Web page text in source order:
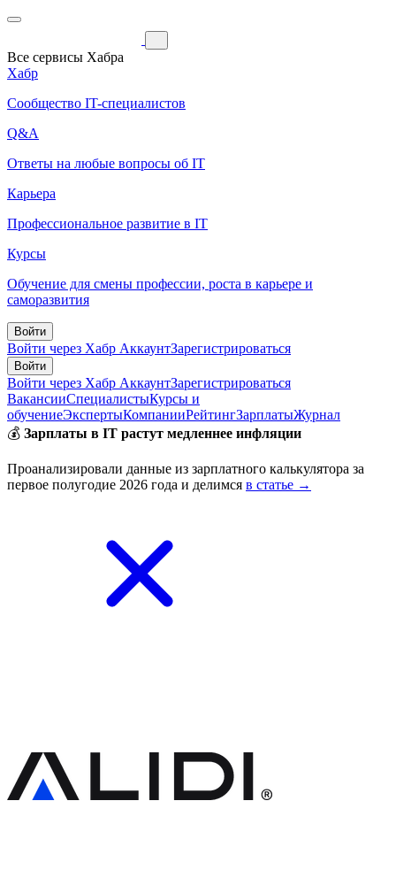
Все сервисы Хабра
Хабр
Сообщество IT-специалистов
Q&A
Ответы на любые вопросы об IT
Карьера
Профессиональное развитие в IT
Курсы
Обучение для смены профессии, роста в карьере и
саморазвития
Войти
Войти через Хабр АккаунтЗарегистрироваться
Войти
Войти через Хабр АккаунтЗарегистрироваться
ВакансииСпециалистыКурсы и
обучениеЭкспертыКомпанииРейтингЗарплатыЖурнал
💰 Зарплаты в IT растут медленнее инфляции
Проанализировали данные из зарплатного калькулятора за
первое полугодие 2026 года и делимся в статье →